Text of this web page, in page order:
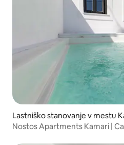
Lastniško stanovanje v mestu
Nostos Apartments Kamari |